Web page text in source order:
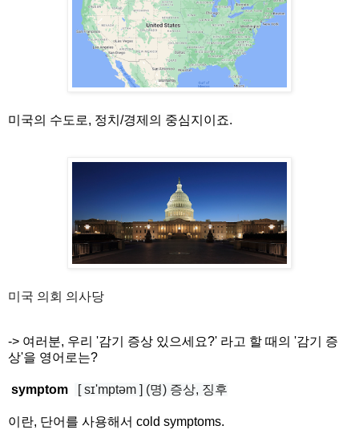
미국의 수도로, 정치/경제의 중심지이죠.
미국 의회 의사당
-> 여러분, 우리 '감기 증상 있으세요?' 라고 할 때의 '감기 증
상'을 영어로는?
symptom [ sɪ'mptəm ] (명) 증상, 징후
이란, 단어를 사용해서 cold symptoms.